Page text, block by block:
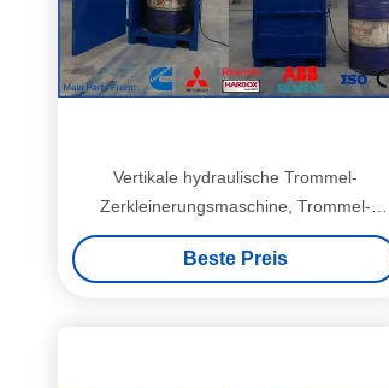
Vertikale hydraulische Trommel-
Zerkleinerungsmaschine, Trommel-
Verdichtungsgerät 25 Motor der Tonnen-
Kraft-11kW
Beste Preis